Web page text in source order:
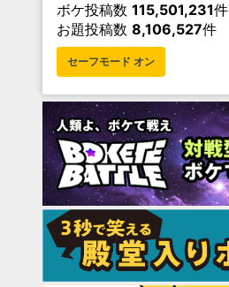
ボケ投稿数 115,501,231件
お題投稿数 8,106,527件
セーフモード オン